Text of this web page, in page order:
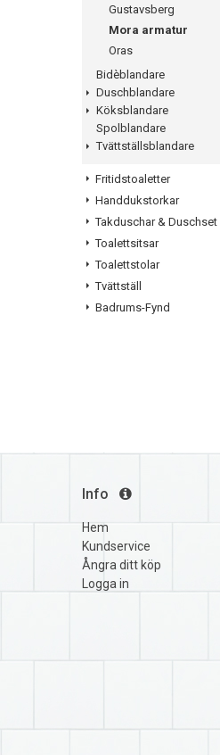
Gustavsberg
Mora armatur
Oras
Bidèblandare
Duschblandare
Köksblandare
Spolblandare
Tvättställsblandare
Fritidstoaletter
Handdukstorkar
Takduschar & Duschset
Toalettsitsar
Toalettstolar
Tvättställ
Badrums-Fynd
Info
Hem
Kundservice
Ångra ditt köp
Logga in